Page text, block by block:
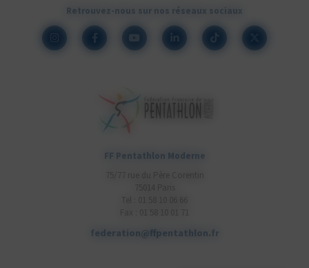
FF Pentathlon Moderne
federation@ffpentathlon.fr
Retrouvez-nous sur nos réseaux sociaux